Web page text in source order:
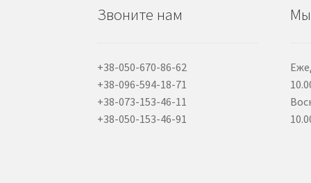
Звоните нам
+38-050-670-86-62
+38-096-594-18-71
+38-073-153-46-11
+38-050-153-46-91